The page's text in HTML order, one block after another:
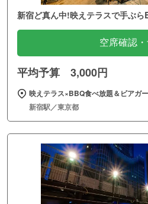
新宿ど真ん中!映えテラスで手ぶら
空席確認
平均予算 3,000円
映えテラス×BBQ食べ放題＆ビアガ
新宿駅／東京都